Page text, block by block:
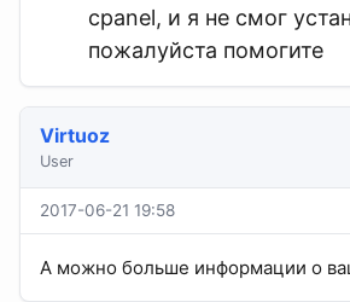
cpanel, и я не смог
пожалуйста помогите
Virtuoz
User
2017-06-21 19:58
А можно больше информации о